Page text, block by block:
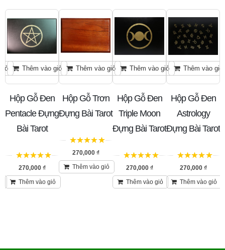
Thêm vào giỏ
Hộp Gỗ Đen
Pentacle Đựng
Bài Tarot
trên 5
270,000 ₫
Thêm vào giỏ
Thêm vào giỏ
Hộp Gỗ Trơn
Đựng Bài Tarot
trên 5
270,000 ₫
Thêm vào giỏ
Thêm vào giỏ
Hộp Gỗ Đen
Triple Moon
Đựng Bài Tarot
trên 5
270,000 ₫
Thêm vào giỏ
Thêm vào giỏ
Hộp Gỗ Đen
Astrology
Đựng Bài Tarot
trên 5
270,000 ₫
Thêm vào giỏ